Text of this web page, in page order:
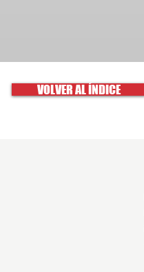
VOLVER AL ÍNDICE